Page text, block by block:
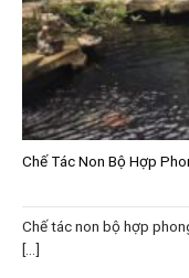
Chế Tác Non Bộ Hợp
Chế tác non bộ hợp
[...]